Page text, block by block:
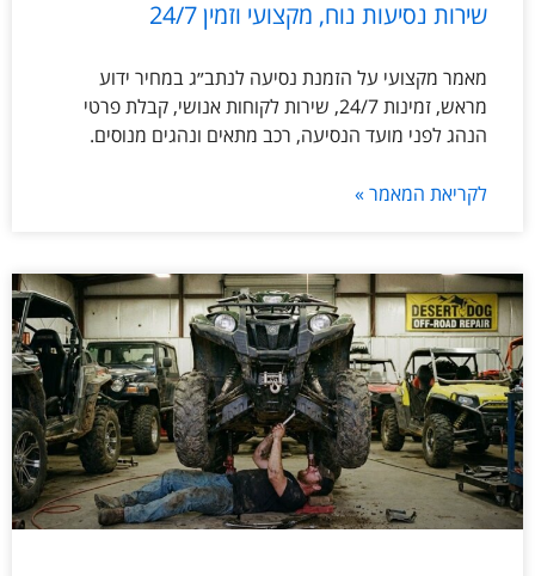
שירות נסיעות נוח, מקצועי וזמין 24/7
מאמר מקצועי על הזמנת נסיעה לנתב״ג במחיר ידוע
מראש, זמינות 24/7, שירות לקוחות אנושי, קבלת פרטי
הנהג לפני מועד הנסיעה, רכב מתאים ונהגים מנוסים.
לקריאת המאמר »